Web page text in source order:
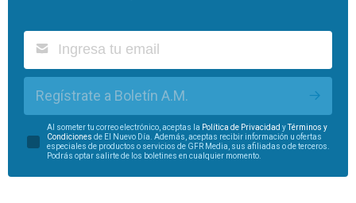
Regístrate a Boletín A.M.
Al someter tu correo electrónico, aceptas la Política de Privacidad yTérminos y
Condiciones de El Nuevo Día. Además, aceptas recibir información u ofertas
especiales de productos o servicios de GFR Media, sus afiliadas o de terceros.
Podrás optar salirte de los boletines en cualquier momento.